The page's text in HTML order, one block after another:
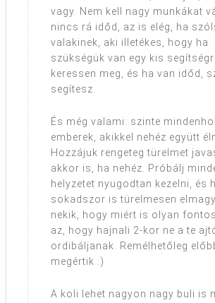
vagy. Nem kell nagy munkákat
nincs rá időd, az is elég, ha
valakinek, aki illetékes, hogy ha
szükségük van egy kis
keressen meg, és ha van időd,
segítesz.
És még valami: szinte
emberek, akikkel nehéz együtt
Hozzájuk rengeteg türelmet
akkor is, ha nehéz. Próbálj
helyzetet nyugodtan kezelni, és
sokadszor is türelmesen
nekik, hogy miért is olyan
az, hogy hajnali 2-kor ne a te
ordibáljanak. Remélhetőleg
megértik :)
A koli lehet nagyon nagy buli is